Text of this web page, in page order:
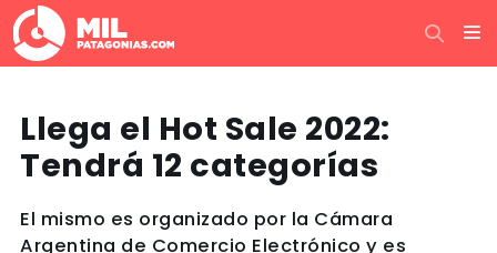
Llega el Hot Sale 2022:
Tendrá 12 categorías
El mismo es organizado por la Cámara
Argentina de Comercio Electrónico y es